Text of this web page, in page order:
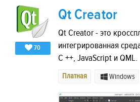
70
Qt Creator
Qt Creator - это
интегрированная
C ++, JavaScript и QML.
Платная Windows